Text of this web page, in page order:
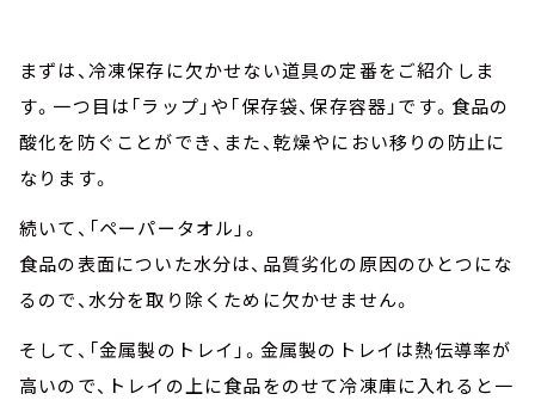
まずは、冷凍保存に欠かせない道具の定番をご紹介しま
す。一つ目は「ラップ」や「保存袋、保存容器」です。食品の
酸化を防ぐことができ、また、乾燥やにおい移りの防止に
なります。
続いて、「ペーパータオル」。
食品の表面についた水分は、品質劣化の原因のひとつにな
るので、水分を取り除くために欠かせません。
そして、「金属製のトレイ」。金属製のトレイは熱伝導率が
高いので、トレイの上に食品をのせて冷凍庫に入れると一